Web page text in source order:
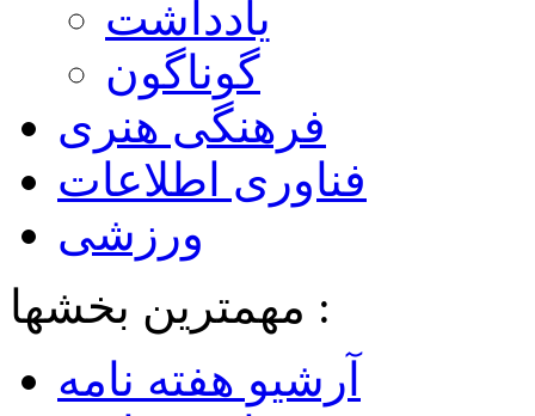
یادداشت
گوناگون
فرهنگی هنری
فناوری اطلاعات
ورزشی
مهمترین بخشها :
آرشیو هفته نامه